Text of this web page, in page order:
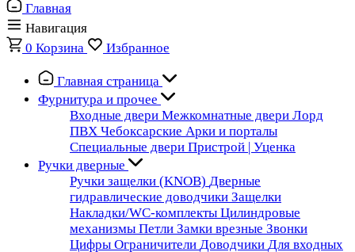
Главная
Навигация
0 Корзина Избранное
Главная страница
Фурнитура и прочее
Входные двери Межкомнатные двери Лорд
ПВХ Чебоксарские Арки и порталы
Специальные двери Пристрой | Уценка
Ручки дверные
Ручки защелки (KNOB) Дверные
гидравлические доводчики Защелки
Накладки/WC-комплекты Цилиндровые
механизмы Петли Замки врезные Звонки
Цифры Ограничители Доводчики Для входных